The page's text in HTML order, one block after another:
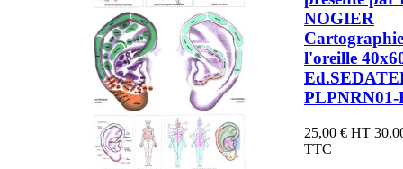
NOGIER
l'oreille
PLPNRN01-
25,00 € HT
TTC